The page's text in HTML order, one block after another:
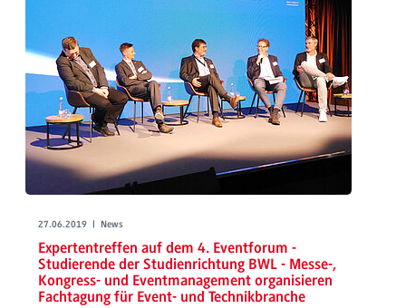
27.06.2019 | News
Expertentreffen auf dem 4. Eventforum -
Studierende der Studienrichtung BWL - Messe-,
Kongress- und Eventmanagement organisieren
Fachtagung für Event- und Technikbranche